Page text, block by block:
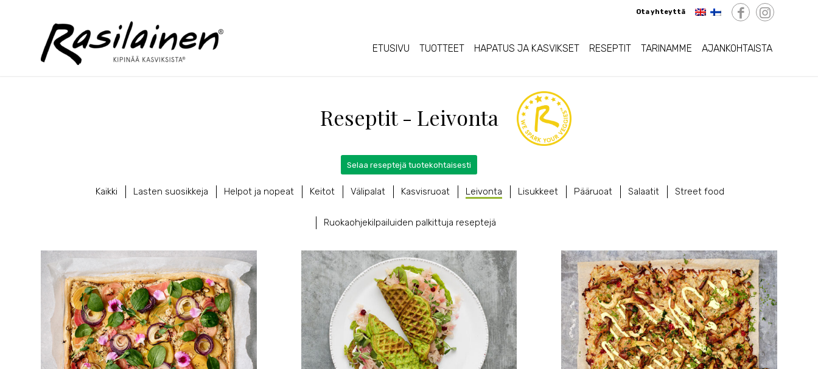
Ota yhteyttä
ETUSIVU TUOTTEET HAPATUS JA KASVIKSET RESEPTIT TARINAMME AJANKOHTAISTA
Reseptit - Leivonta
Selaa reseptejä tuotekohtaisesti
Kaikki Lasten suosikkeja Helpot ja nopeat Keitot Välipalat Kasvisruoat Leivonta Lisukkeet Pääruoat Salaatit Street food
Ruokaohjekilpailuiden palkittuja reseptejä